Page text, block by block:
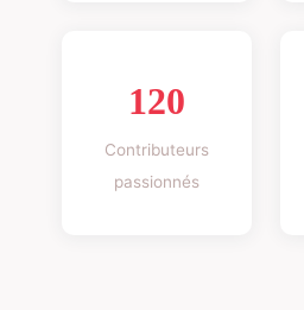
120
Contributeurs
passionnés